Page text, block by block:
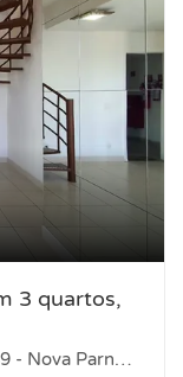
3 quartos,
Parnamirim-RN